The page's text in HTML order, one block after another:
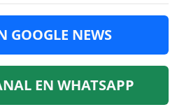
GOOGLE NEWS
EN WHATSAPP